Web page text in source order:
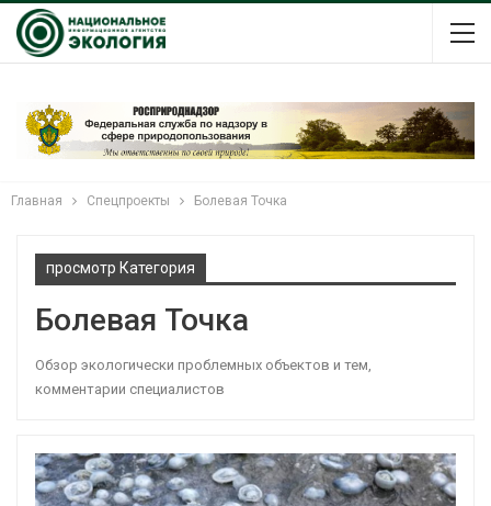
Главная Спецпроекты Болевая Точка
просмотр Категория
Болевая Точка
Обзор экологически проблемных объектов и тем,
комментарии специалистов